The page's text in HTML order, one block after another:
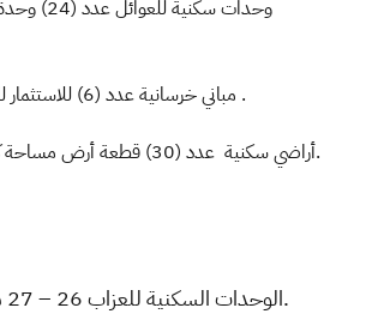
3- مباني خرسانية عدد (6) للاستثمار للمقاولين في المنفذ .
4- أراضي سكنية عدد (30) قطعة أرض مساحة كل قطعة (48م2).
الوحدات السكنية للعزاب 26 – 27 مارس 2023م.